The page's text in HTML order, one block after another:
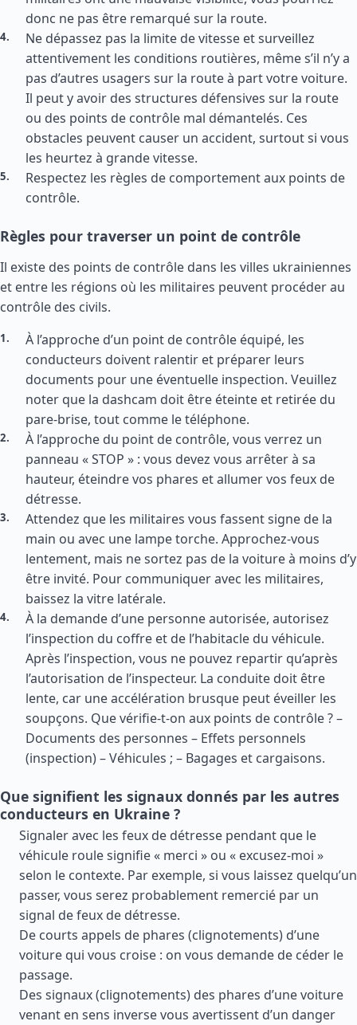
donc ne pas être remarqué sur la route.
Ne dépassez pas la limite de vitesse et surveillez
attentivement les conditions routières, même s’il n’y a
pas d’autres usagers sur la route à part votre voiture.
Il peut y avoir des structures défensives sur la route
ou des points de contrôle mal démantelés. Ces
obstacles peuvent causer un accident, surtout si vous
les heurtez à grande vitesse.
Respectez les règles de comportement aux points de
contrôle.
Règles pour traverser un point de contrôle
Il existe des points de contrôle dans les villes ukrainiennes
et entre les régions où les militaires peuvent procéder au
contrôle des civils.
À l’approche d’un point de contrôle équipé, les
conducteurs doivent ralentir et préparer leurs
documents pour une éventuelle inspection. Veuillez
noter que la dashcam doit être éteinte et retirée du
pare-brise, tout comme le téléphone.
À l’approche du point de contrôle, vous verrez un
panneau « STOP » : vous devez vous arrêter à sa
hauteur, éteindre vos phares et allumer vos feux de
détresse.
Attendez que les militaires vous fassent signe de la
main ou avec une lampe torche. Approchez-vous
lentement, mais ne sortez pas de la voiture à moins d’y
être invité. Pour communiquer avec les militaires,
baissez la vitre latérale.
À la demande d’une personne autorisée, autorisez
l’inspection du coffre et de l’habitacle du véhicule.
Après l’inspection, vous ne pouvez repartir qu’après
l’autorisation de l’inspecteur. La conduite doit être
lente, car une accélération brusque peut éveiller les
soupçons. Que vérifie-t-on aux points de contrôle ? –
Documents des personnes – Effets personnels
(inspection) – Véhicules ; – Bagages et cargaisons.
Que signifient les signaux donnés par les autres
conducteurs en Ukraine ?
Signaler avec les feux de détresse pendant que le
véhicule roule signifie « merci » ou « excusez-moi »
selon le contexte. Par exemple, si vous laissez quelqu’un
passer, vous serez probablement remercié par un
signal de feux de détresse.
De courts appels de phares (clignotements) d’une
voiture qui vous croise : on vous demande de céder le
passage.
Des signaux (clignotements) des phares d’une voiture
venant en sens inverse vous avertissent d’un danger